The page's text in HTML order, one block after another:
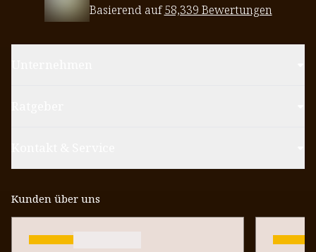
Basierend auf58,339 Bewertungen
Kunden über uns